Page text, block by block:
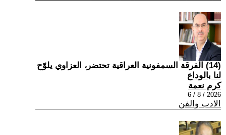
(14) الفرقة السمفونية العراقية تحتضر، العزاوي يلوّح
لنا بالوداع
كرم نعمة
2026 / 8 / 6
الادب والفن